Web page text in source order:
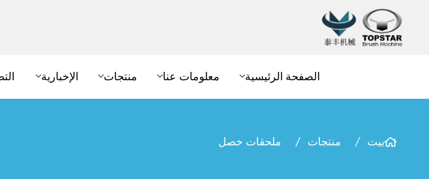
الصفحة الرئيسية معلومات عنا منتجات الإخبارية
بيت منتجات ملحقات خصل